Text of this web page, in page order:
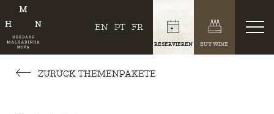
EN PT FR
RESERVIEREN BUY WINE
ZURÜCK THEMENPAKETE